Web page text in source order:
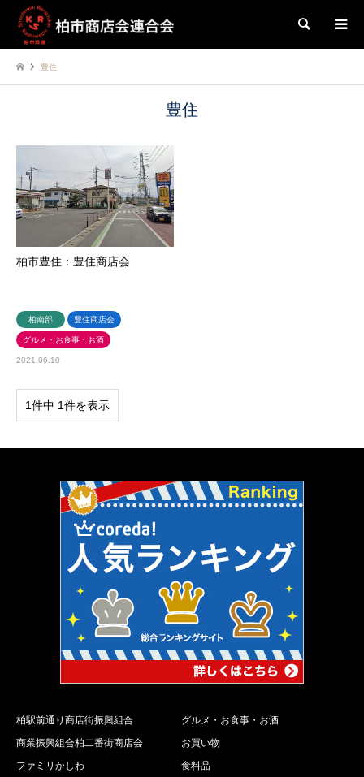
検索
豊住
豊住
柏市豊住：豊住商店会
柏南部 豊住商店会
グルメ・お食事・お酒
2021.06.10
1件中 1件を表示
柏駅前通り商店街振興組合
商業振興組合柏二番街商店会
ファミリかしわ
グルメ・お食事・お酒
お買い物
食料品